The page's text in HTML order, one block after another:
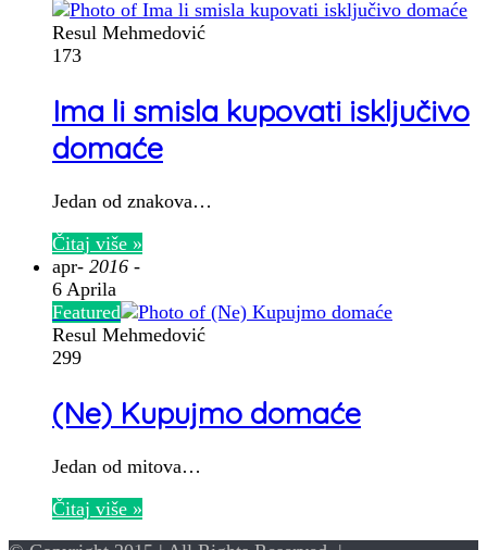
Resul Mehmedović
173
Ima li smisla kupovati isključivo
domaće
Jedan od znakova…
Čitaj više »
apr- 2016 -
6 Aprila
Featured
Resul Mehmedović
299
(Ne) Kupujmo domaće
Jedan od mitova…
Čitaj više »